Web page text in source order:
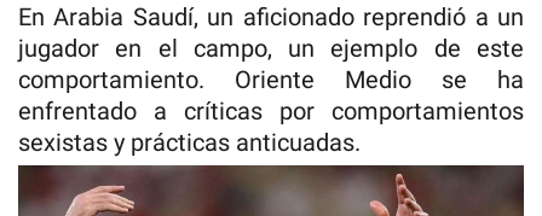
En Arabia Saudí, un aficionado reprendió a un
jugador en el campo, un ejemplo de este
comportamiento. Oriente Medio se ha
enfrentado a críticas por comportamientos
sexistas y prácticas anticuadas.